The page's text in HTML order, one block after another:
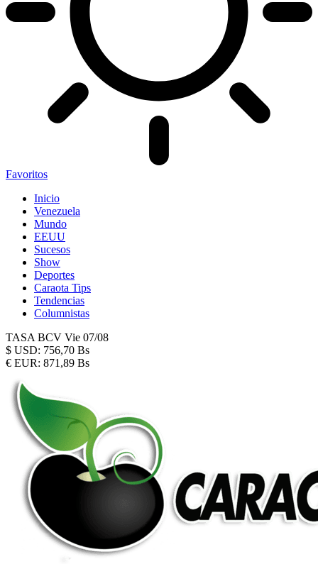
Favoritos
Inicio
Venezuela
Mundo
EEUU
Sucesos
Show
Deportes
Caraota Tips
Tendencias
Columnistas
TASA BCV Vie 07/08
$ USD: 756,70 Bs
€ EUR: 871,89 Bs